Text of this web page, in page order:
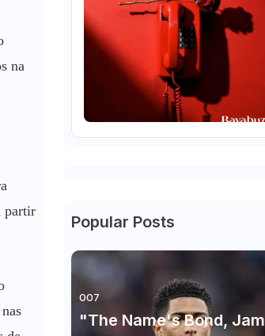
na
partir
Popular Posts
007
"The Name's Bond,